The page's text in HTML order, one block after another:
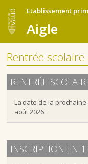
Etablissement
Aigle
Rentrée scolaire
RENTRÉE
La date de la
août 2026.
INSCRIPTION EN